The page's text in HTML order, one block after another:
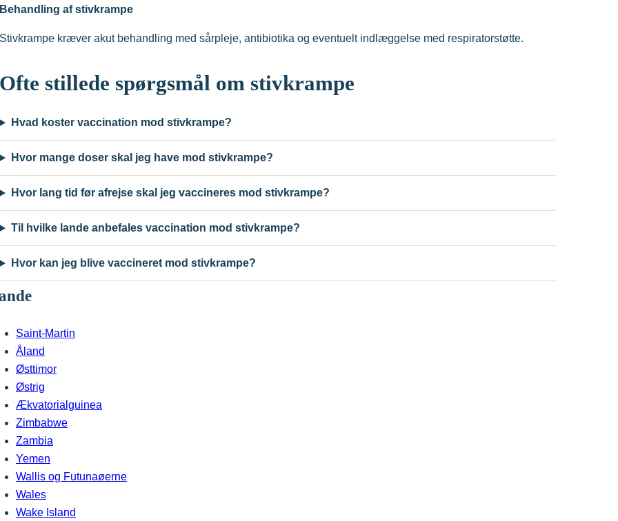
af stivkrampe
kræver akut behandling med sårpleje, antibiotika og eventuelt indlæggelse med respiratorstøtte.
stillede spørgsmål om stivkrampe
Hvad koster vaccination mod stivkrampe?
Hvor mange doser skal jeg have mod stivkrampe?
Hvor lang tid før afrejse skal jeg vaccineres mod stivkrampe?
Til hvilke lande anbefales vaccination mod stivkrampe?
Hvor kan jeg blive vaccineret mod stivkrampe?
Saint-Martin
Åland
Østtimor
Østrig
Ækvatorialguinea
Zimbabwe
Zambia
Yemen
Wallis og Futunaøerne
Wales
Wake Island